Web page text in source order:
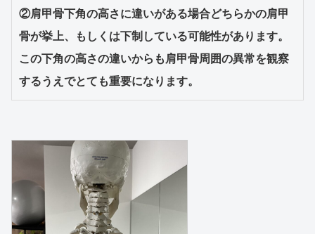
②肩甲骨下角の高さに違いがある場合どちらかの肩甲
骨が挙上、もしくは下制している可能性があります。
この下角の高さの違いからも肩甲骨周囲の異常を観察
するうえでとても重要になります。